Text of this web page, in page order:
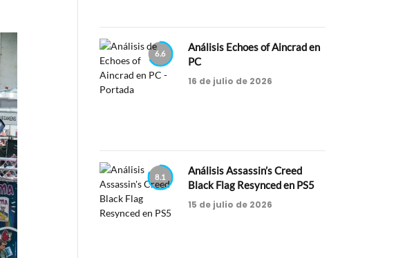
6.6
Análisis Echoes of Aincrad en
PC
16 de julio de 2026
8.1
Análisis Assassin’s Creed
Black Flag Resynced en PS5
15 de julio de 2026